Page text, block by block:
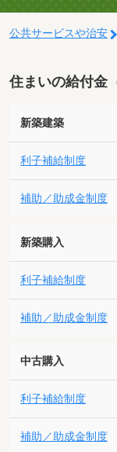
公共サービスや治安
住まいの給付金
新築建築
利子補給制度
補助／助成金制度
新築購入
利子補給制度
補助／助成金制度
中古購入
利子補給制度
補助／助成金制度